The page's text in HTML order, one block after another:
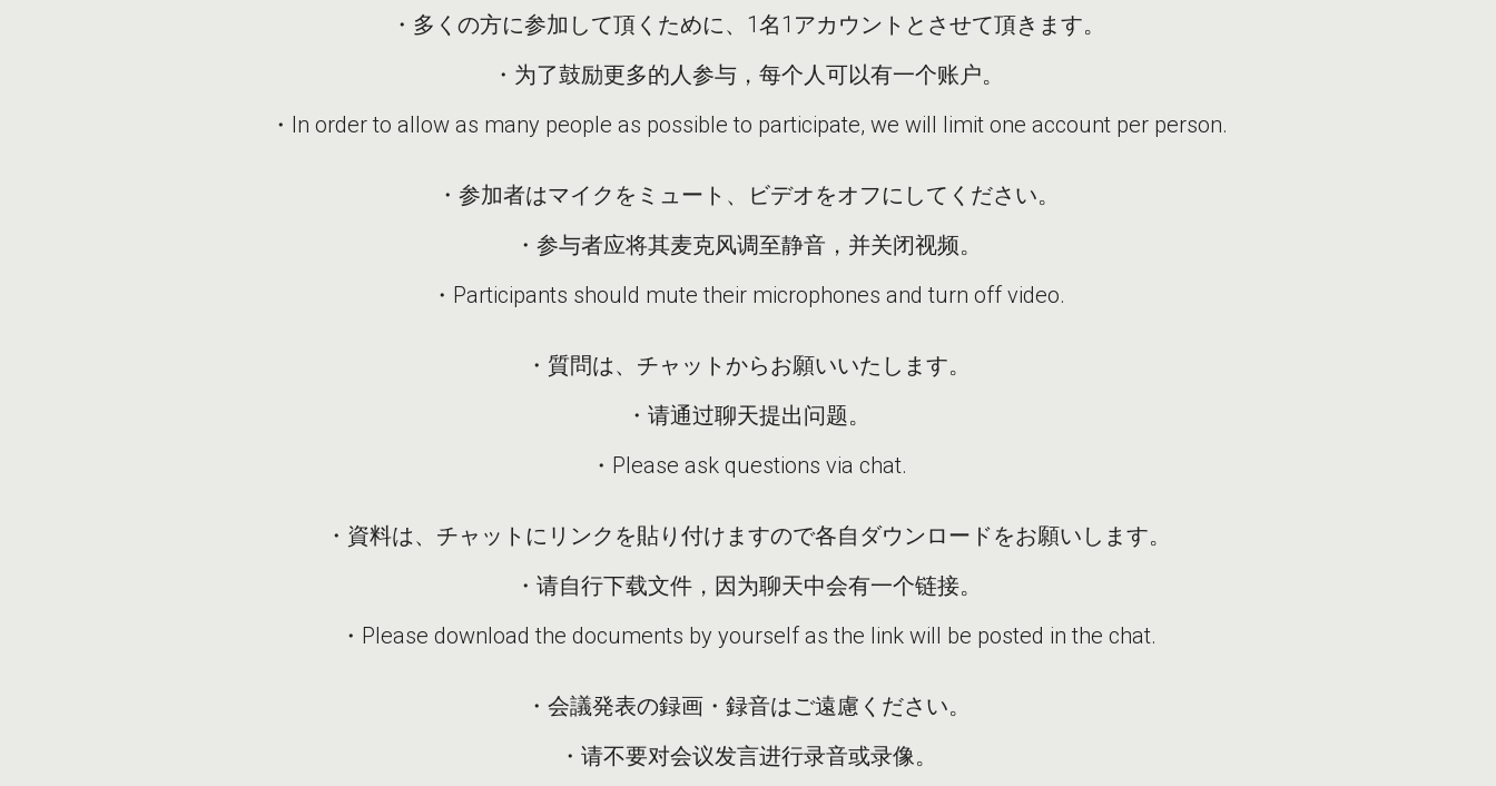
・多くの方に参加して頂くために、1名1アカウントとさせて頂きます。
・为了鼓励更多的人参与，每个人可以有一个账户。
・In order to allow as many people as possible to participate, we will limit one account per person.
・参加者はマイクをミュート、ビデオをオフにしてください。
・参与者应将其麦克风调至静音，并关闭视频。
・Participants should mute their microphones and turn off video.
・質問は、チャットからお願いいたします。
・请通过聊天提出问题。
・Please ask questions via chat.
・資料は、チャットにリンクを貼り付けますので各自ダウンロードをお願いします。
・请自行下载文件，因为聊天中会有一个链接。
・Please download the documents by yourself as the link will be posted in the chat.
・会議発表の録画・録音はご遠慮ください。
・请不要对会议发言进行录音或录像。